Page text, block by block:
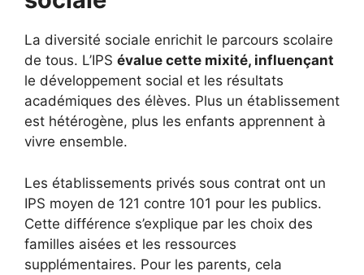
La diversité sociale enrichit le parcours scolaire
de tous. L’IPS évalue cette mixité, influençant
le développement social et les résultats
académiques des élèves. Plus un établissement
est hétérogène, plus les enfants apprennent à
vivre ensemble.
Les établissements privés sous contrat ont un
IPS moyen de 121 contre 101 pour les publics.
Cette différence s’explique par les choix des
familles aisées et les ressources
supplémentaires. Pour les parents, cela